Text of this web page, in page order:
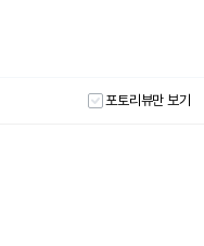
포토리뷰만 보기